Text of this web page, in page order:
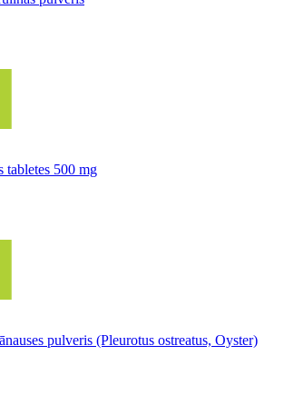
tabletes 500 mg
pulveris (Pleurotus ostreatus, Oyster)